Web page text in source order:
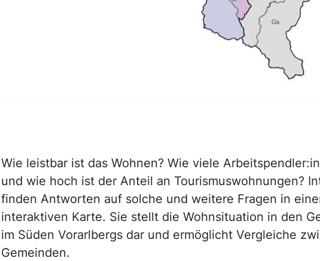
Wie leistbar ist das Wohnen? Wie viele
und wie hoch ist der Anteil an Tourismuswohnungen?
finden Antworten auf solche und weitere Fragen in
interaktiven Karte. Sie stellt die Wohnsituation in den
im Süden Vorarlbergs dar und ermöglicht Vergleiche
Gemeinden.